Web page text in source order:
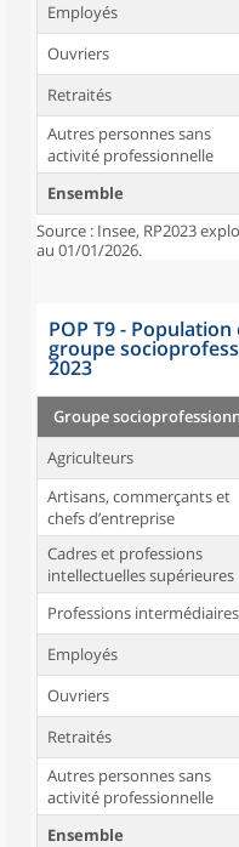
Employés
Ouvriers
Retraités
Autres personnes sans
activité professionnelle
Ensemble
Source : Insee, RP2023
au 01/01/2026.
POP T9 -
groupe
2023
Groupe
Agriculteurs
Artisans, commerçants et
chefs d’entreprise
Cadres et professions
intellectuelles supérieures
Professions intermédiaires
Employés
Ouvriers
Retraités
Autres personnes sans
activité professionnelle
Ensemble